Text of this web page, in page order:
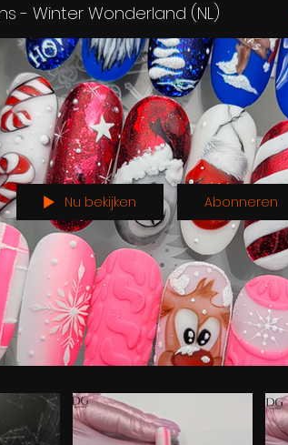
- Winter Wonderland (NL)
Nu bekijken Abonneren